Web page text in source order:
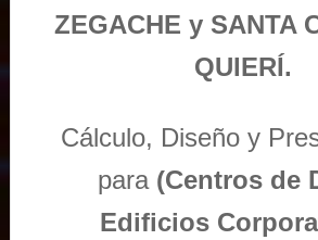
ZEGACHE y SANTA
QUIERÍ.
Cálculo, Diseño y
para (Centros de
Edificios